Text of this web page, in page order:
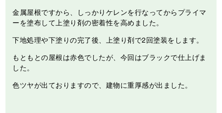
金属屋根ですから、しっかりケレンを行なってからプライマ
ーを塗布して上塗り剤の密着性を高めました。
下地処理や下塗りの完了後、上塗り剤で2回塗装をします。
もともとの屋根は赤色でしたが、今回はブラックで仕上げま
した。
色ツヤが出ておりますので、建物に重厚感が出ました。